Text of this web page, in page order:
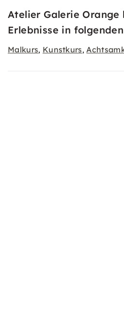
Atelier Galerie Orange
Erlebnisse in
Malkurs, Kunstkurs,